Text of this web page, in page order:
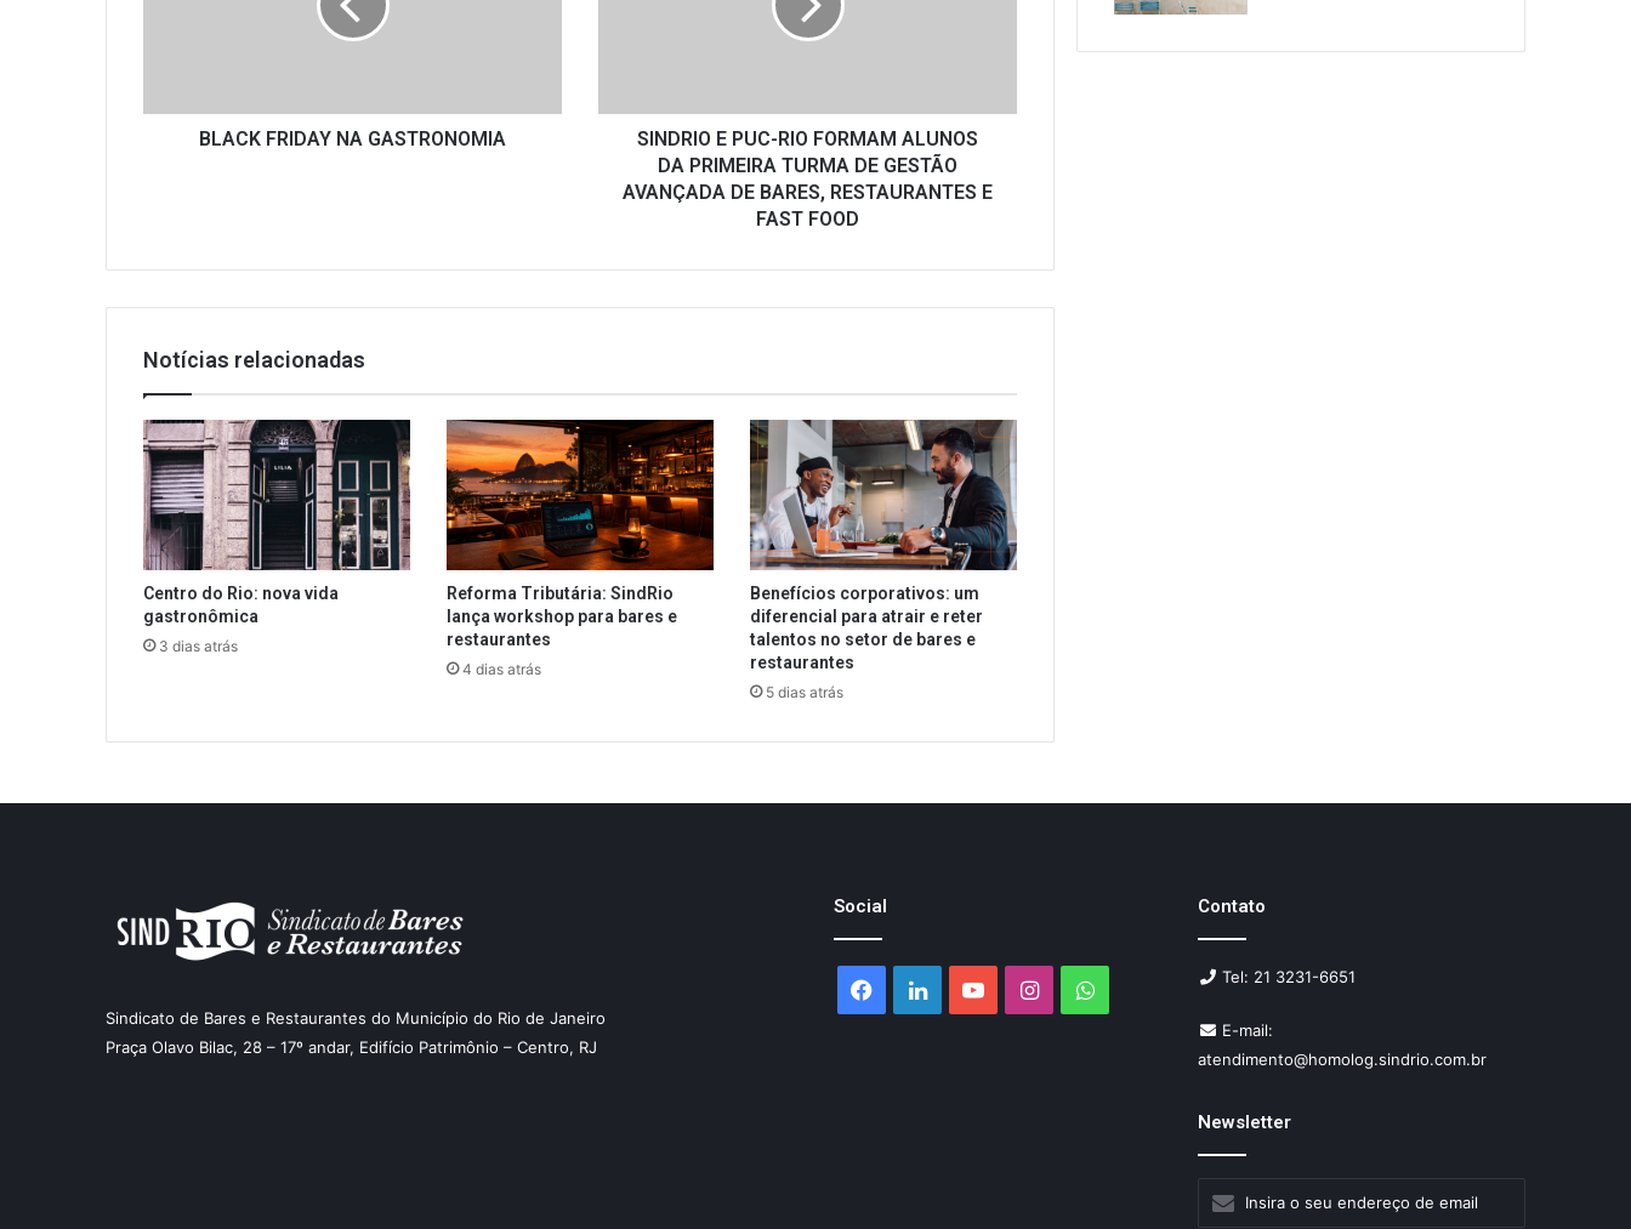
BLACK FRIDAY NA GASTRONOMIA
TURMA
GESTÃO
AVANÇADA
FAST
SINDRIO E PUC-RIO FORMAM ALUNOS
DA PRIMEIRA TURMA DE GESTÃO
AVANÇADA DE BARES, RESTAURANTES E
FAST FOOD
Notícias relacionadas
Centro do Rio: nova vida
gastronômica
3 dias atrás
Reforma Tributária: SindRio
lança workshop para bares e
restaurantes
4 dias atrás
Benefícios corporativos: um
diferencial para atrair e reter
talentos no setor de bares e
restaurantes
5 dias atrás
Sindicato de Bares e Restaurantes do Município do Rio de Janeiro
Praça Olavo Bilac, 28 – 17º andar, Edifício Patrimônio – Centro, RJ
Social
Facebook
LinkedinYouTubeInstagramWhatsApp
Contato
Tel: 21 3231-6651
E-mail:
atendimento@homolog.sindrio.com.br
Newsletter